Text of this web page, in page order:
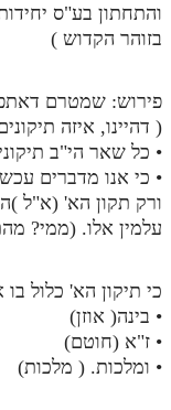
והתחתון בע"ס
בזוהר הקדוש )
פירוש: שמטרם
( דהיינו, איזה
• כל שאר הי"ב
• כי אנו מדברים
ורק תקון הא' (א"ל
עלמין אלו. (ממי?
כי תיקון הא' כלול
• בינה( אוזן)
• ז"א (חוטם)
• ומלכות. ( מלכות)